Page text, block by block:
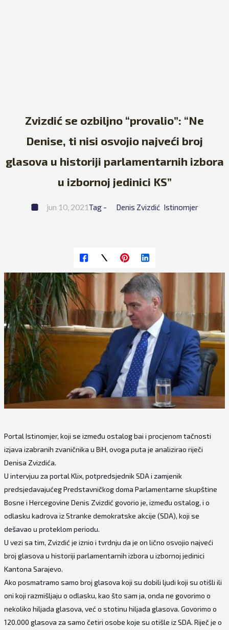
Zvizdić se ozbiljno “provalio”: “Ne
Denise, ti nisi osvojio najveći broj
glasova u historiji parlamentarnih izbora
u izbornoj jedinici KS”
jun 10, 2021Tag - Denis Zvizdić Istinomjer
Portal Istinomjer, koji se između ostalog bai i procjenom tačnosti
izjava izabranih zvaničnika u BiH, ovoga puta je analizirao riječi
Denisa Zvizdića.
U intervjuu za portal Klix, potpredsjednik SDA i zamjenik
predsjedavajućeg Predstavničkog doma Parlamentarne skupštine
Bosne i Hercegovine Denis Zvizdić govorio je, između ostalog, i o
odlasku kadrova iz Stranke demokratske akcije (SDA), koji se
dešavao u proteklom periodu.
U vezi sa tim, Zvizdić je iznio i tvrdnju da je on lično osvojio najveći
broj glasova u historiji parlamentarnih izbora u izbornoj jedinici
Kantona Sarajevo.
Ako posmatramo samo broj glasova koji su dobili ljudi koji su otišli ili
oni koji razmišljaju o odlasku, kao što sam ja, onda ne govorimo o
nekoliko hiljada glasova, već o stotinu hiljada glasova. Govorimo o
120.000 glasova za samo četiri osobe koje su otišle iz SDA. Riječ je o